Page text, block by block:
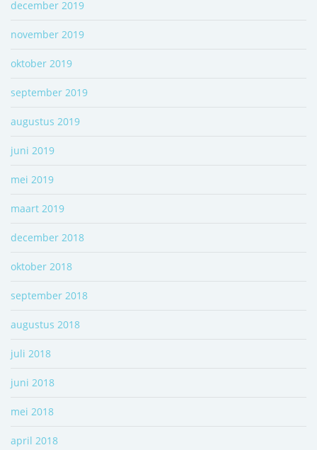
december 2019
november 2019
oktober 2019
september 2019
augustus 2019
juni 2019
mei 2019
maart 2019
december 2018
oktober 2018
september 2018
augustus 2018
juli 2018
juni 2018
mei 2018
april 2018